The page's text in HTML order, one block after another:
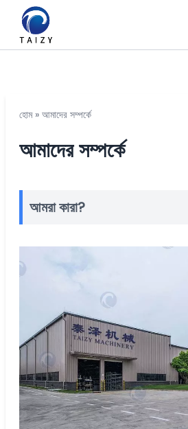
হোম» আমাদের সম্পর্কে
আমাদের সম্পর্কে
আমরা কারা?